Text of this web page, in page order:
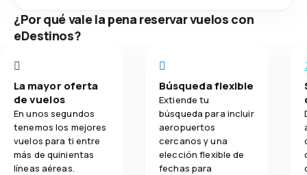
¿Por qué vale la pena reservar vuelos con
eDestinos?
La mayor oferta
de vuelos
En unos segundos
tenemos los mejores
vuelos para ti entre
más de quinientas
líneas aéreas.
Búsqueda flexible
Extiende tu
búsqueda para incluir
aeropuertos
cercanos y una
elección flexible de
fechas para